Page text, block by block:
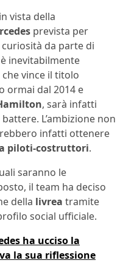
vista della
prevista per
curiosità da parte di
inevitabilmente
vince il titolo
dal 2014 e
, sarà infatti
L’ambizione non
infatti ottenere
piloti-costruttori.
saranno le
il team ha deciso
della livrea tramite
social ufficiale.
ha ucciso la
la sua riflessione